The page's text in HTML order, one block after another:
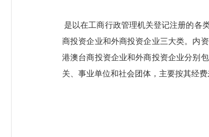
是以在工商行政管理机关登记注册的各
商投资企业和外商投资企业三大类。内
港澳台商投资企业和外商投资企业分别
关、事业单位和社会团体，主要按其经费